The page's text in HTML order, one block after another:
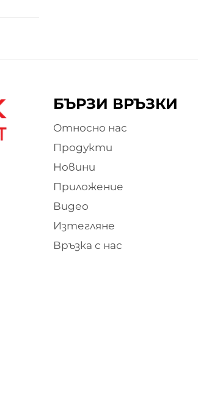
БЪРЗИ ВРЪЗКИ
Относно нас
Продукти
Новини
Приложение
Видео
Изтегляне
Връзка с нас